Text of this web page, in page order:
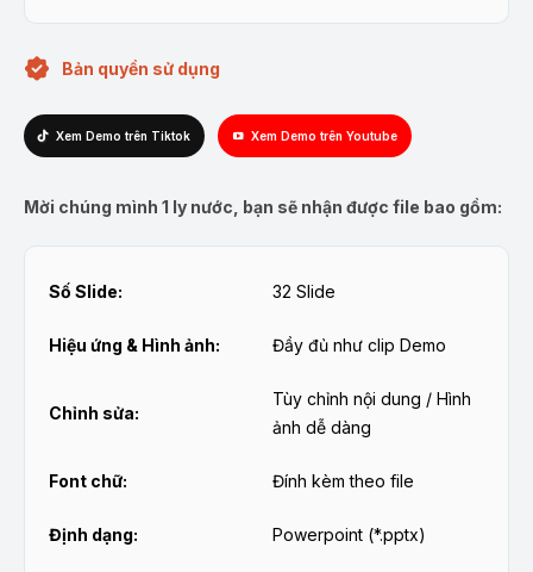
Bản quyền sử dụng
Xem Demo trên Tiktok Xem Demo trên Youtube
Mời chúng mình 1 ly nước, bạn sẽ nhận được file bao gồm:
Số Slide: 32 Slide
Hiệu ứng & Hình ảnh: Đầy đủ như clip Demo
Chỉnh sửa:
Tùy chỉnh nội dung / Hình
ảnh dễ dàng
Font chữ: Đính kèm theo file
Định dạng: Powerpoint (*.pptx)